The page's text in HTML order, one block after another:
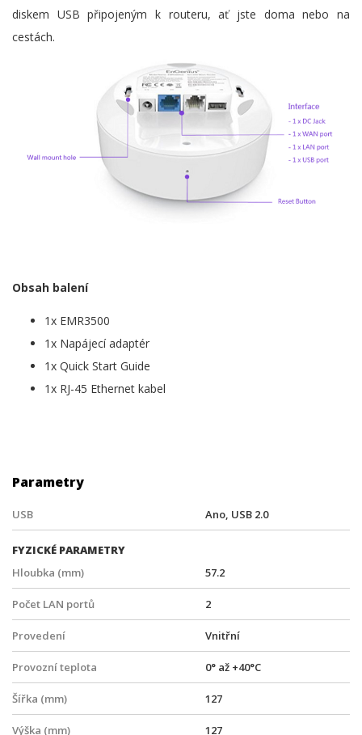
diskem USB připojeným k routeru, ať jste doma nebo na
cestách.
Obsah balení
1x EMR3500
1x Napájecí adaptér
1x Quick Start Guide
1x RJ-45 Ethernet kabel
Parametry
USB Ano, USB 2.0
FYZICKÉ PARAMETRY
Hloubka (mm)
57.2
Počet LAN portů 2
Provedení Vnitřní
Provozní teplota 0° až +40°C
Šířka (mm) 127
Výška (mm) 127